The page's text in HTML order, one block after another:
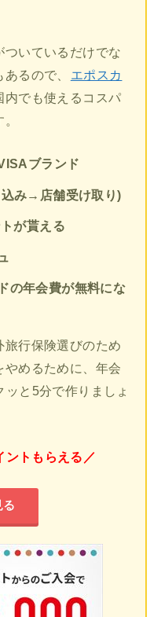
いているだけでな
るので、
エポスカ
内でも使えるコスパ
ブランド
込み→店舗受け取り)
が貰える
の年会費が無料にな
旅行保険選びのため
めるために、年会
ッと5分で作りましょ
トもらえる／
る